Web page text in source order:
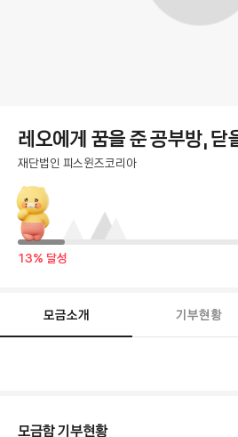
레오에게 꿈을 준 공부방,
재단법인 피스윈즈코리아
달
13% 달성
모금소개 기부현황
모
본
모금함 기부현황